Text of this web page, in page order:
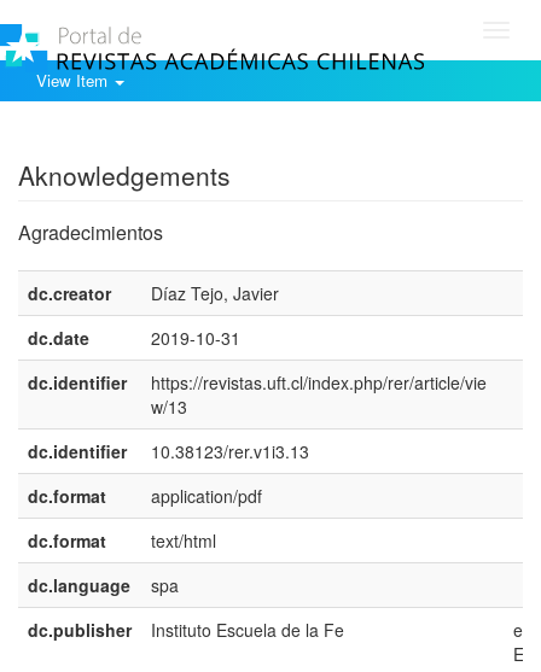
View Item
Aknowledgements
Agradecimientos
dc.creator
Díaz Tejo, Javier
dc.date
2019-10-31
dc.identifier
https://revistas.uft.cl/index.php/rer/article/vie
w/13
dc.identifier
10.38123/rer.v1i3.13
dc.format
application/pdf
dc.format
text/html
dc.language
spa
dc.publisher
Instituto Escuela de la Fe
es-
ES